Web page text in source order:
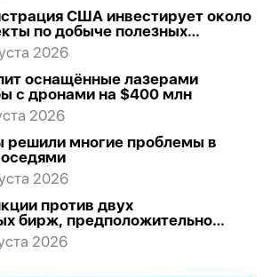
США инвестирует около
по добыче полезных
2026
оснащённые лазерами
с дронами на $400 млн
2026
многие проблемы в
2026
против двух
бирж, предположительно
помощь Ирану
2026